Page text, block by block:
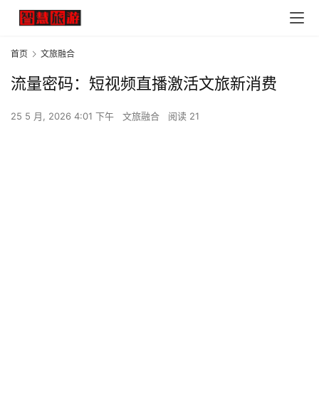
首页 文旅融合
流量密码：短视频直播激活文旅新消费
25 5 月, 2026 4:01 下午 文旅融合 阅读 21